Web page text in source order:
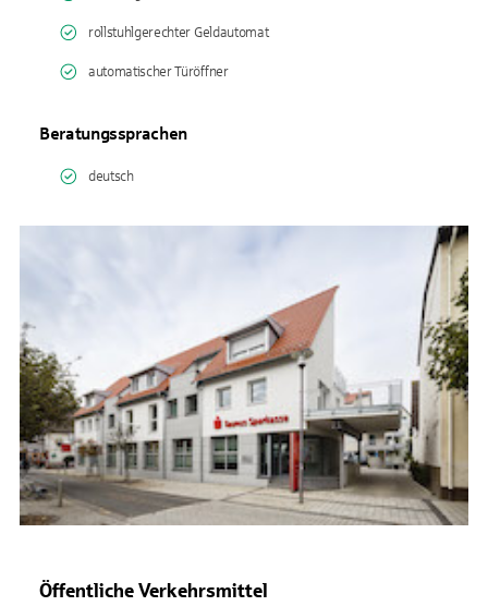
rollstuhlgerechter Geldautomat
automatischer Türöffner
Beratungssprachen
deutsch
Öffentliche Verkehrsmittel